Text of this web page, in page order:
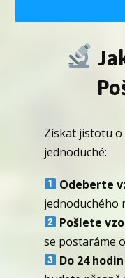
Získat jistotu o
jednoduché:
Odeberte
jednoduchého
Pošlete
se postaráme
Do 24